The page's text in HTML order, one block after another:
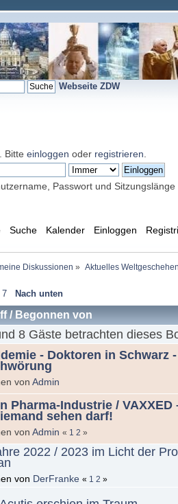
Webseite ZDW
. Bitte einloggen oder registrieren
Passwort und Sitzungslänge
Suche Kalender Einloggen
Diskussionen » Aktuelles
7 Nach unten
/ Begonnen von
8 Gäste betrachten dieses
- Doktoren in Schwarz
von Admin
Pharma-Industrie / VAXXED
sehen darf!
von Admin « 1 2 »
2022 / 2023 im Licht der
von DerFranke « 1 2 »